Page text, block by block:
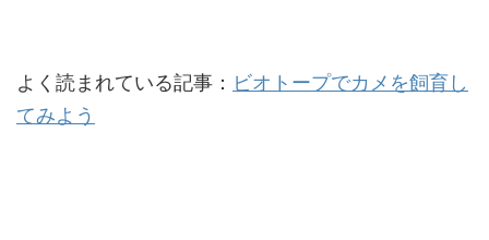
よく読まれている記事： ビオトープでカメを飼育し
てみよう